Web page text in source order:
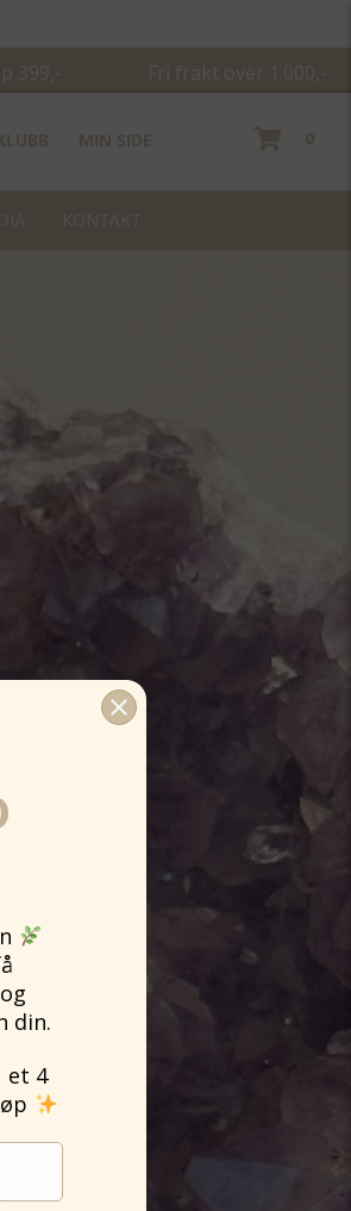
399,- Fri frakt over 1.000,-
MIN SIDE 0
KONTAKT
din.
et 4